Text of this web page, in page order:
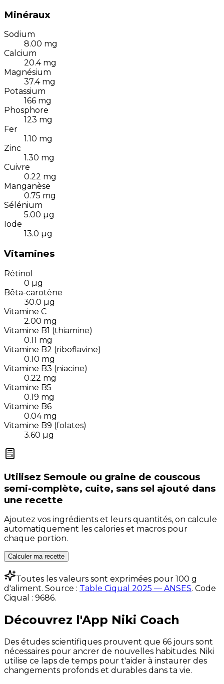
Minéraux
Sodium
8.00 mg
Calcium
20.4 mg
Magnésium
37.4 mg
Potassium
166 mg
Phosphore
123 mg
Fer
1.10 mg
Zinc
1.30 mg
Cuivre
0.22 mg
Manganèse
0.75 mg
Sélénium
5.00 µg
Iode
13.0 µg
Vitamines
Rétinol
0 µg
Bêta-carotène
30.0 µg
Vitamine C
2.00 mg
Vitamine B1 (thiamine)
0.11 mg
Vitamine B2 (riboflavine)
0.10 mg
Vitamine B3 (niacine)
0.22 mg
Vitamine B5
0.19 mg
Vitamine B6
0.04 mg
Vitamine B9 (folates)
3.60 µg
Utilisez Semoule ou graine de couscous
semi-complète, cuite, sans sel ajouté dans
une recette
Ajoutez vos ingrédients et leurs quantités, on calcule
automatiquement les calories et macros pour
chaque portion.
Calculer ma recette
Toutes les valeurs sont exprimées pour 100 g
d'aliment. Source : Table Ciqual 2025 — ANSES. Code
Ciqual : 9686.
Découvrez l'App Niki Coach
Des études scientifiques prouvent que 66 jours sont
nécessaires pour ancrer de nouvelles habitudes. Niki
utilise ce laps de temps pour t'aider à instaurer des
changements profonds et durables dans ta vie.